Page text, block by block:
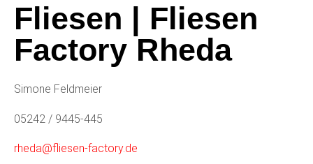
Fliesen | Fliesen
Factory Rheda
Simone Feldmeier
05242 / 9445-445
rheda@fliesen-factory.de